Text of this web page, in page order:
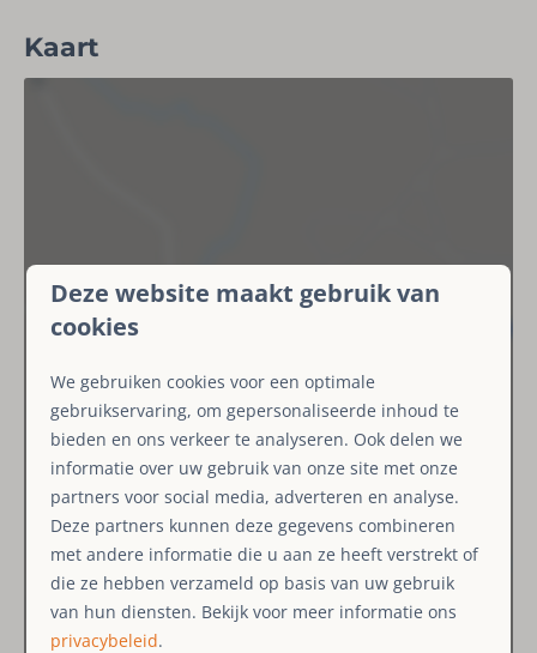
Zithoek
Oven
Vaatwasser
Waterkoker
Kookgerei
Koffiefilterapparaat
Badkamer
Douche
Toilet
Föhn
Wastafel
Kaart
Deze website maakt gebruik van
cookies
We gebruiken cookies voor een optimale
gebruikservaring, om gepersonaliseerde inhoud te
bieden en ons verkeer te analyseren. Ook delen we
informatie over uw gebruik van onze site met onze
partners voor social media, adverteren en analyse.
Deze partners kunnen deze gegevens combineren
met andere informatie die u aan ze heeft verstrekt of
die ze hebben verzameld op basis van uw gebruik
van hun diensten. Bekijk voor meer informatie ons
privacybeleid.